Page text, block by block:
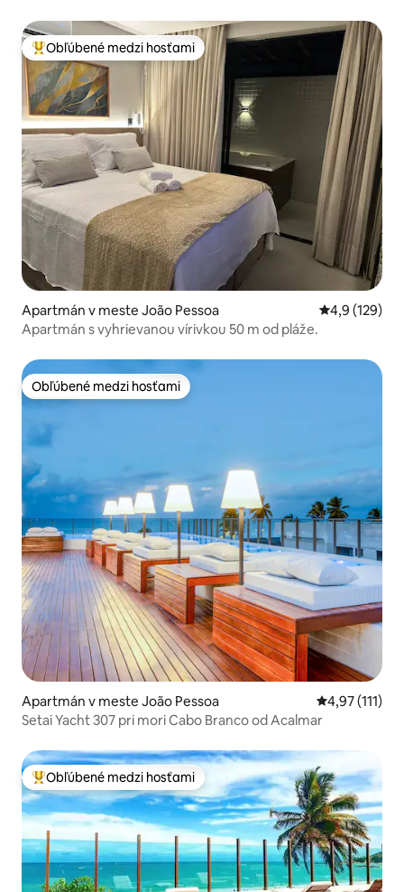
Najobľúbenejšie medzi hosťami
Obľúbené medzi hosťami
Apartmán v meste João Pessoa Priemerné
4,9 (129)
Apartmán s vyhrievanou vírivkou 50 m od pláže.
Obľúbené medzi hosťami
Obľúbené medzi hosťami
Apartmán v meste João Pessoa Priemerné
4,97 (111)
Setai Yacht 307 pri mori Cabo Branco od Acalmar
Najobľúbenejšie medzi hosťami
Obľúbené medzi hosťami